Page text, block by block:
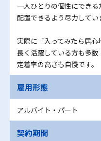
一人ひとりの個性にでき
配置できるよう尽力してい
実際に「入ってみたら居心
長く活躍している方も多数
定着率の高さも自慢です。
雇用形態
アルバイト・パート
契約期間